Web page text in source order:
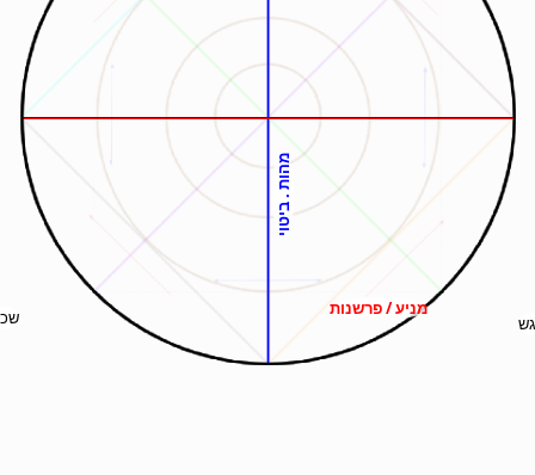
מהות . ביטוי
מניע / פרשנות